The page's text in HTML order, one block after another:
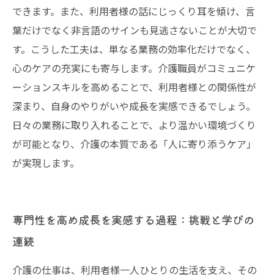
できます。また、利用者様の話にじっくり耳を傾け、言
葉だけでなく非言語のサインも見逃さないことが大切で
す。こうした工夫は、単なる業務の効率化だけでなく、
心のケアの充実にも寄与します。介護職員がコミュニケ
ーションスキルを高めることで、利用者様との関係性が
深まり、自身のやりがいや成長を実感できるでしょう。
日々の業務に取り入れることで、より温かい環境づくり
が可能となり、介護の本質である「人に寄り添うケア」
が実現します。
専門性を高め成長を実感する過程：挑戦と学びの
連続
介護の仕事は、利用者様一人ひとりの生活を支え、その